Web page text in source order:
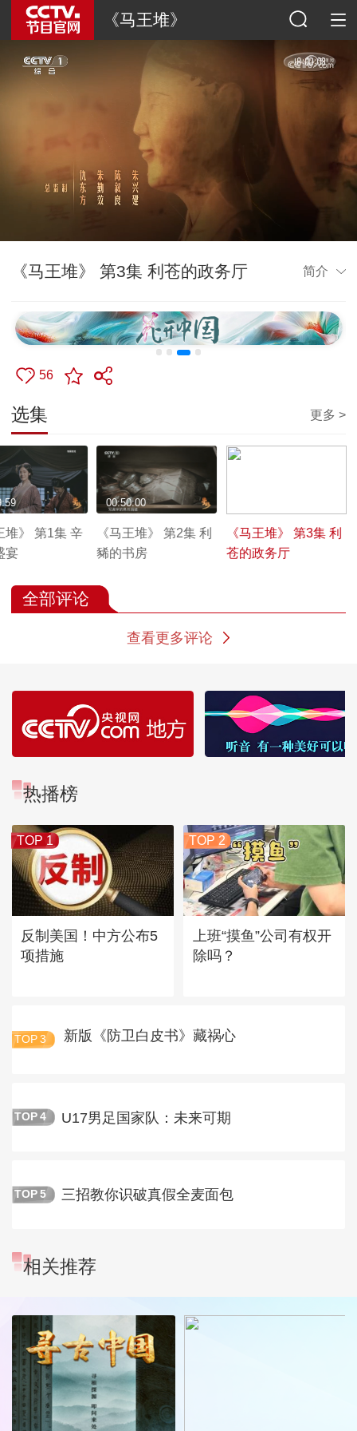
《马王堆》
《马王堆》 第3集 利苍的政务厅 简介
56
选集 更多 >
堆》 第1集 辛
宴
《马王堆》 第2集 利
豨的书房
00:50:00
《马王堆》 第3集 利
苍的政务厅
全部评论
查看更多评论
热播榜
TOP 1
反制美国！中方公布5
项措施
TOP 2
上班“摸鱼”公司有权开
除吗？
TOP 3 新版《防卫白皮书》藏祸心
TOP 4 U17男足国家队：未来可期
TOP 5 三招教你识破真假全麦面包
相关推荐